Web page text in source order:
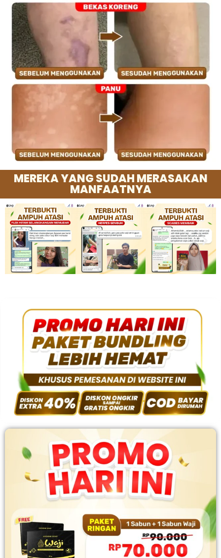
MEREKA YANG SUDAH MERASAKAN
MANFAATNYA